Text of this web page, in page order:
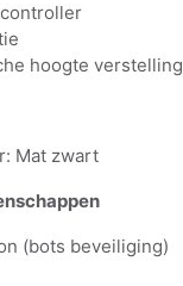
hoogte verstelling
Mat zwart
(bots beveiliging)